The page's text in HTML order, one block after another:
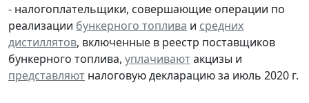
- налогоплательщики, совершающие операции по
реализации бункерного топлива и средних
дистиллятов, включенные в реестр поставщиков
бункерного топлива, уплачиваютакцизы и
представляют налоговую декларацию за июль 2020 г.